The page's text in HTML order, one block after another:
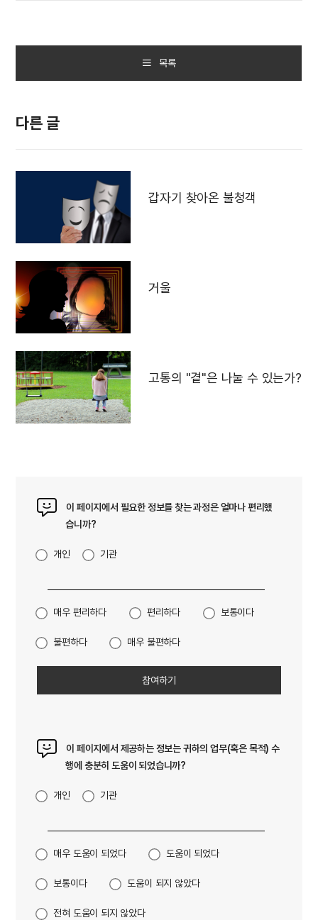
목록
다른 글
갑자기 찾아온 불청객
거울
고통의 "곁"은 나눌 수 있는가?
이 페이지에서 필요한 정보를 찾는 과정은 얼마나 편리했
습니까?
개인 기관
매우 편리하다 편리하다 보통이다
불편하다 매우 불편하다
이 페이지에서 제공하는 정보는 귀하의 업무(혹은 목적) 수
행에 충분히 도움이 되었습니까?
개인 기관
매우 도움이 되었다 도움이 되었다
보통이다 도움이 되지 않았다
전혀 도움이 되지 않았다